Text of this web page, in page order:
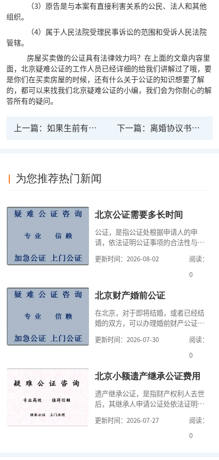
（3）原告是与本案有直接利害关系的公民、法人和其他
组织。
（4）属于人民法院受理民事诉讼的范围和受诉人民法院
管辖。
房屋买卖做的公证具有法律效力吗？在上面的文章内容里
面，北京疑难公证的工作人员已经详细的给我们讲解过了哦，要
是你们在买卖房屋的时候，还有什么关于公证的知识想要了解
的，都可以来找我们北京疑难公证的小编，我们会为你耐心的解
答所有的疑问。
上一篇：如果生前有法律上有效的公证遗言 下一篇： 离婚协议书公证后有法律效力吗？
为您推荐热门新闻
北京公证需要多长时间
公证，是指公证处根据申请人的申
请，依法证明公证事项的合法性与真
高公证事项的效力，固定证据，但是
很多人不知道在北京办理公证需要多
家，办理公证的时候除了需要按照公
道北京公证需要什么材料,北京公证需
要多少钱？北京公
更新时间：2026-08-02
阅读：
0
北京财产婚前公证
在北京，对于即将结婚，或者已经结
婚的双方，可以办理婚前财产公证，
式，可以避免个人财产引发的纠纷，
但是，在北京办理婚前财产公证，除
料外，公证咨询告诉大家，我们有必
京婚前财产公证机构？了解这些不仅
有利于我们根
更新时间：2026-07-30
阅读：
0
北京小额遗产继承公证费用
遗产继承公证，是指财产权利人去世
后，其继承人申请公证处依法证明继
的证明活动。通过公证，继承人可以
拿着享有继承权的公证书办理遗产过
更新时间：2026-07-27
阅读：
0